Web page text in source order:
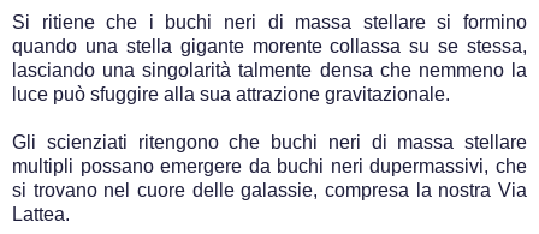
Si ritiene che i buchi neri di massa stellare si formino
quando una stella gigante morente collassa su se stessa,
lasciando una singolarità talmente densa che nemmeno la
luce può sfuggire alla sua attrazione gravitazionale.
Gli scienziati ritengono che buchi neri di massa stellare
multipli possano emergere da buchi neri dupermassivi, che
si trovano nel cuore delle galassie, compresa la nostra Via
Lattea.